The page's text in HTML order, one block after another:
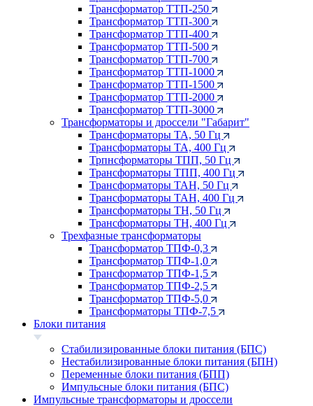
Трансформатор ТТП-250
Трансформатор ТТП-300
Трансформатор ТТП-400
Трансформатор ТТП-500
Трансформатор ТТП-700
Трансформатор ТТП-1000
Трансформатор ТТП-1500
Трансформатор ТТП-2000
Трансформатор ТТП-3000
Трансформаторы и дроссели "Габарит"
Трансформаторы ТА, 50 Гц
Трансформаторы ТА, 400 Гц
Трпнсформаторы ТПП, 50 Гц
Трансформаторы ТПП, 400 Гц
Трансформаторы ТАН, 50 Гц
Трансформаторы ТАН, 400 Гц
Трансформаторы ТН, 50 Гц
Трансформаторы ТН, 400 Гц
Трехфазные трансформаторы
Трансформатор ТПФ-0,3
Трансформатор ТПФ-1,0
Трансформатор ТПФ-1,5
Трансформатор ТПФ-2,5
Трансформатор ТПФ-5,0
Трансформаторы ТПФ-7,5
Блоки питания
Стабилизированные блоки питания (БПС)
Нестабилизированные блоки питания (БПН)
Переменные блоки питания (БПП)
Импульсные блоки питания (БПС)
Импульсные трансформаторы и дроссели